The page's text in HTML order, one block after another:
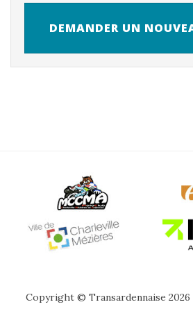
Copyright © Transardennaise